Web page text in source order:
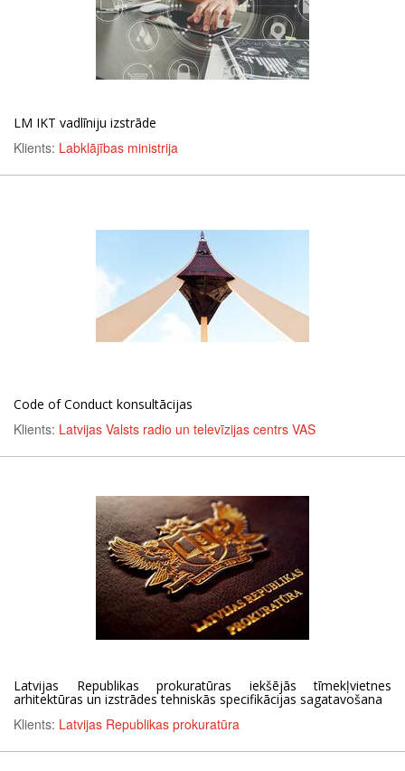
LM IKT vadlīniju izstrāde
Klients: Labklājības ministrija
Code of Conduct konsultācijas
Klients: Latvijas Valsts radio un televīzijas centrs VAS
Latvijas Republikas prokuratūras iekšējās tīmekļvietnes
arhitektūras un izstrādes tehniskās specifikācijas sagatavošana
Klients: Latvijas Republikas prokuratūra